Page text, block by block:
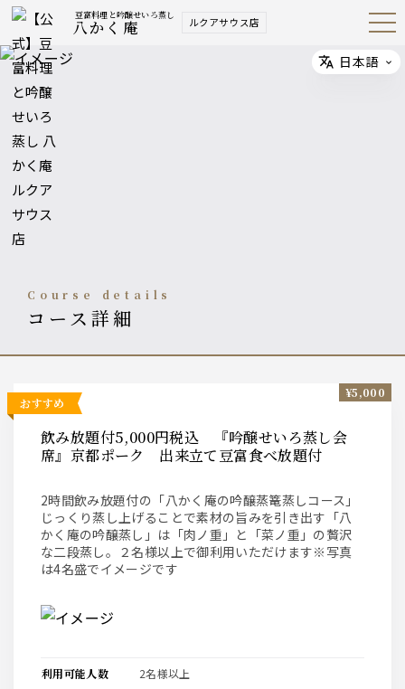
豆富料理と吟醸せいろ蒸し
八かく庵 ルクアサウス店 Open
Navig
course details
コース詳細
おすすめ
飲み放題付5,000円税込 『吟醸せいろ蒸し会
席』京都ポーク 出来立て豆富食べ放題付
2時間飲み放題付の「八かく庵の吟醸蒸篭蒸しコース」
じっくり蒸し上げることで素材の旨みを引き出す「八
かく庵の吟醸蒸し」は「肉ノ重」と「菜ノ重」の贅沢
な二段蒸し。２名様以上で御利用いただけます※写真
は4名盛でイメージです
¥5,000
利用可能人数 2名様以上
Select
日本語